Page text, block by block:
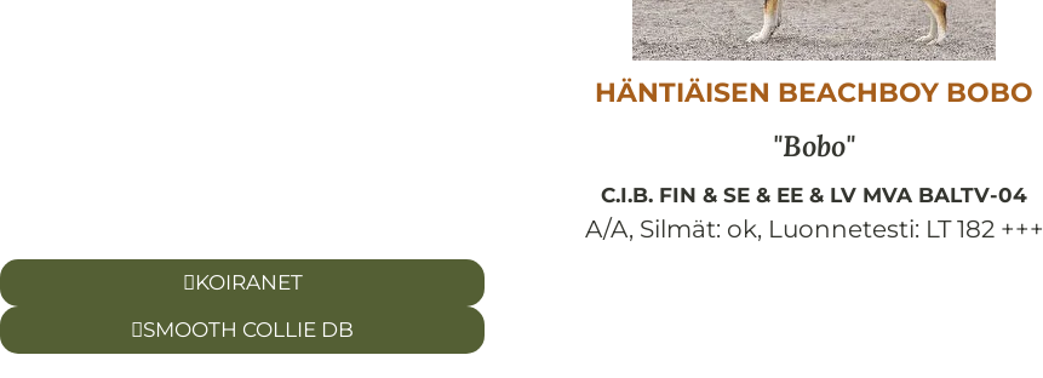
HÄNTIÄISEN BEACHBOY BOBO
Bobo
C.I.B. FIN & SE & EE & LV MVA BALTV-04
A/A, Silmät: ok, Luonnetesti: LT 182 +++
KOIRANET
SMOOTH COLLIE DB